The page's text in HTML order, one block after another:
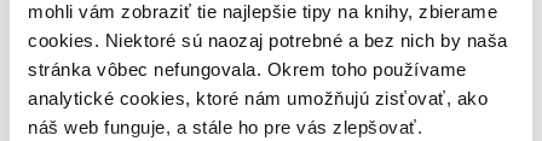
mohli vám zobraziť tie najlepšie tipy na knihy, zbierame
cookies. Niektoré sú naozaj potrebné a bez nich by naša
stránka vôbec nefungovala. Okrem toho používame
analytické cookies, ktoré nám umožňujú zisťovať, ako
náš web funguje, a stále ho pre vás zlepšovať.
Zoradiť